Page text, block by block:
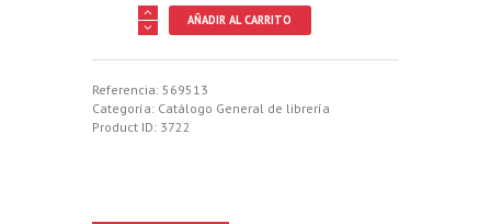
EL
FUSIL,
POR
AÑADIR AL CARRITO
Referencia: 569513
Categoría: Catálogo General de librería
Product ID: 3722